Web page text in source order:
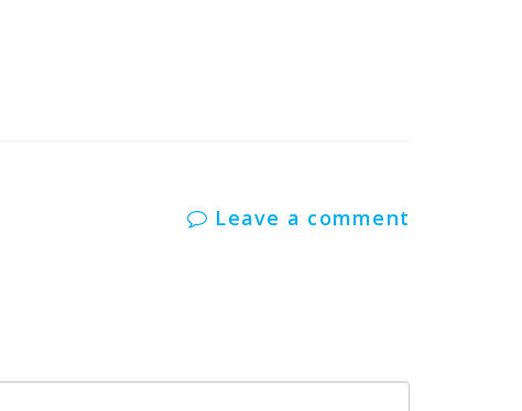
Leave a comment